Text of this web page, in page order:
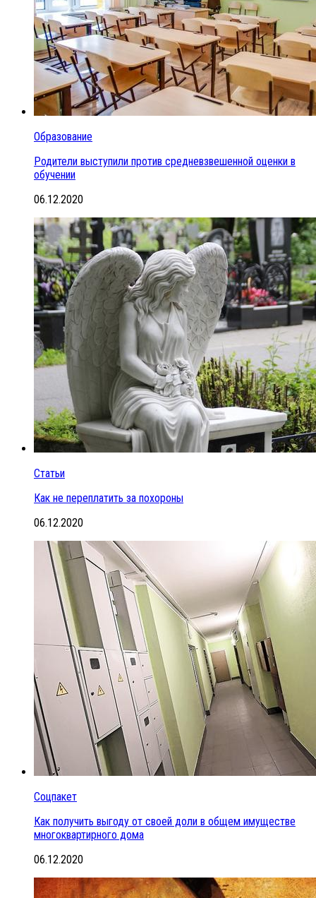
Образование
Родители выступили против средневзвешенной оценки в
обучении
06.12.2020
Статьи
Как не переплатить за похороны
06.12.2020
Соцпакет
Как получить выгоду от своей доли в общем имуществе
многоквартирного дома
06.12.2020